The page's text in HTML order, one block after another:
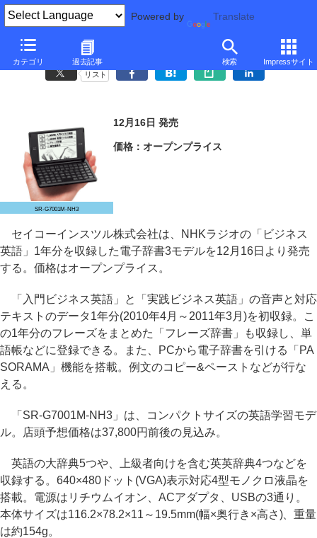
Powered by Translate
カテゴリ 過去記事 検索 Impressサイト
SII、NHKラジオ「ビジネス英語」1年分収録の電子辞書3モデル
リスト
SR-G7001M-NH3
12月16日 発売
価格：オープンプライス
セイコーインスツル株式会社は、NHKラジオの「ビジネス
英語」1年分を収録した電子辞書3モデルを12月16日より発売
する。価格はオープンプライス。
「入門ビジネス英語」と「実践ビジネス英語」の音声と対応
テキストのデータ1年分(2010年4月～2011年3月)を初収録。こ
の1年分のフレーズをまとめた「フレーズ辞書」も収録し、単
語帳などに登録できる。また、PCから電子辞書を引ける「PA
SORAMA」機能を搭載。例文のコピー&ペーストなどが行な
える。
「SR-G7001M-NH3」は、コンパクトサイズの英語学習モデ
ル。店頭予想価格は37,800円前後の見込み。
英語の大辞典5つや、上級者向けを含む英英辞典4つなどを
収録する。640×480ドット(VGA)表示対応4型モノクロ液晶を
搭載。電源はリチウムイオン、ACアダプタ、USBの3通り。
本体サイズは116.2×78.2×11～19.5mm(幅×奥行き×高さ)、重量
は約154g。